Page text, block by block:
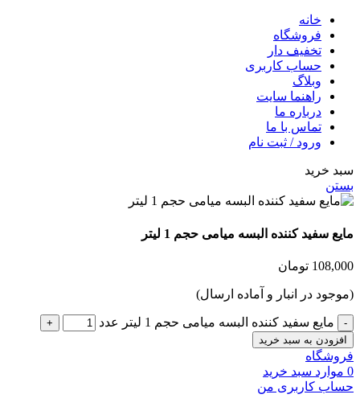
فروشگاه
تخفیف دار
حساب کاربری
وبلاگ
راهنما سایت
درباره ما
تماس با ما
ورود / ثبت نام
کننده البسه میامی حجم 1 لیتر
تومان
در انبار و آماده ارسال)
سفید کننده البسه میامی حجم 1 لیتر عدد
به سبد خرید
سبد خرید
کاربری من